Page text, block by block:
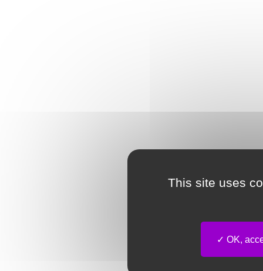
This site uses
OK,